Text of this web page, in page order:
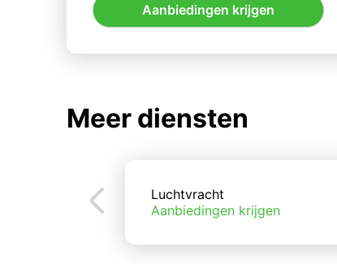
Aanbiedingen krijgen
Meer diensten
Luchtvracht
Aanbiedingen krijgen